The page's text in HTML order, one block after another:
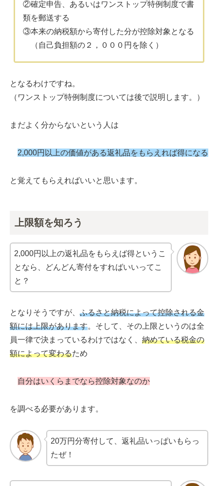
②確定申告、あるいはワンストップ特例制度で書
類を郵送する
③本来の納税額から寄付した分が控除対象となる
（自己負担額の２，０００円を除く）
となるわけですね。
（ワンストップ特例制度については後で説明します。）
まだよく分からないという人は
2,000円以上の価値がある返礼品をもらえれば得になる
と覚えてもらえればいいと思います。
上限額を知ろう
2,000円以上の返礼品をもらえば得というこ
となら、どんどん寄付をすればいいってこ
と？
となりそうですが、 ふるさと納税によって控除される金
額には上限があります。そして、その上限というのは全
員一律で決まっているわけではなく、 納めている税金の
額によって変わるため
自分はいくらまでなら控除対象なのか
を調べる必要があります。
20万円分寄付して、返礼品いっぱいもらっ
たぜ！